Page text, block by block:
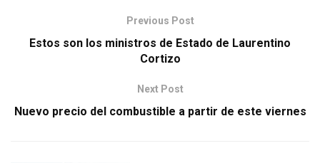
Previous Post
Estos son los ministros de Estado de Laurentino
Cortizo
Next Post
Nuevo precio del combustible a partir de este viernes